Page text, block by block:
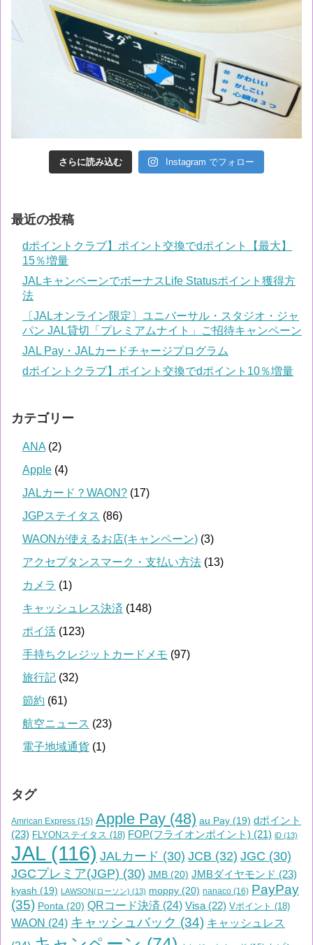
さらに読み込む Instagram でフォロー
最近の投稿
dポイントクラブ】ポイント交換でdポイント【最大】
15％増量
JALキャンペーンでボーナスLife Statusポイント獲得方
法
〔JALオンライン限定〕ユニバーサル・スタジオ・ジャ
パン JAL貸切「プレミアムナイト」ご招待キャンペーン
JAL Pay・JALカードチャージプログラム
dポイントクラブ】ポイント交換でdポイント10％増量
カテゴリー
ANA (2)
Apple (4)
JALカード？WAON? (17)
JGPステイタス (86)
WAONが使えるお店(キャンペーン) (3)
アクセプタンスマーク・支払い方法 (13)
カメラ (1)
キャッシュレス決済 (148)
ポイ活 (123)
手持ちクレジットカードメモ (97)
旅行記 (32)
節約 (61)
航空ニュース (23)
電子地域通貨 (1)
タグ
Amrican Express (15) Apple Pay (48) au Pay (19) dポイント
(23) FLYONステイタス (18) FOP(フライオンポイント) (21) iD (13)
JAL(116) JALカード (30) JCB (32) JGC (30)
JGCプレミア(JGP) (30) JMB (20) JMBダイヤモンド (23)
kyash (19) LAWSON(ローソン) (13) moppy (20) nanaco (16) PayPay
(35) Ponta (20) QRコード決済 (24) Visa (22) Vポイント (18)
WAON (24) キャッシュバック (34) キャッシュレス